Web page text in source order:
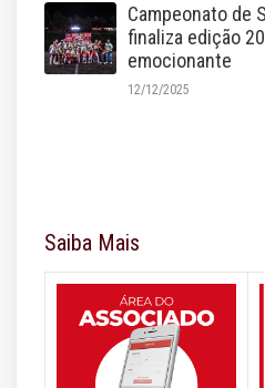
Campeonato de
finaliza edição
emocionante
12/12/2025
Saiba Mais